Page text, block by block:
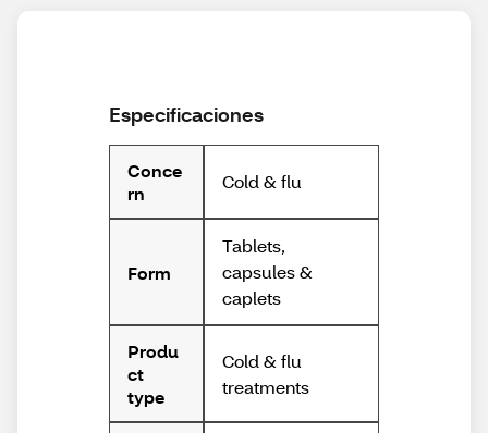
Especificaciones
Conce
rn
Cold & flu
Form
Tablets,
capsules &
caplets
Produ
ct
type
Cold & flu
treatments